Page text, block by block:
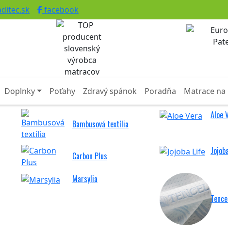
facebook
Doplnky Poťahy Zdravý spánok Poradňa Matrace
Bambusová textília
Aloe
Carbon Plus
Marsylia